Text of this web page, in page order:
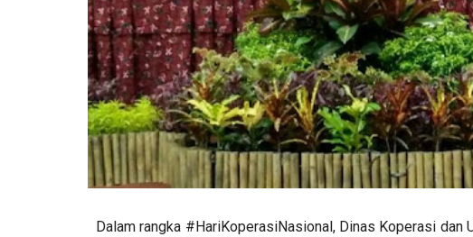
Dalam rangka #HariKoperasiNasional, Dinas Koperasi